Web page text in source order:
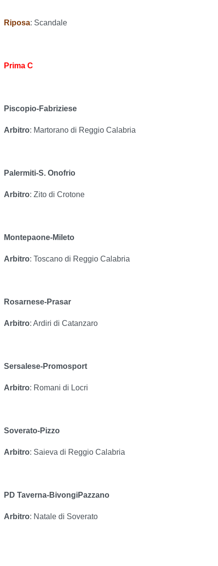
Riposa: Scandale
Prima C
Piscopio-Fabriziese
Arbitro: Martorano di Reggio Calabria
Palermiti-S. Onofrio
Arbitro: Zito di Crotone
Montepaone-Mileto
Arbitro: Toscano di Reggio Calabria
Rosarnese-Prasar
Arbitro: Ardiri di Catanzaro
Sersalese-Promosport
Arbitro: Romani di Locri
Soverato-Pizzo
Arbitro: Saieva di Reggio Calabria
PD Taverna-BivongiPazzano
Arbitro: Natale di Soverato